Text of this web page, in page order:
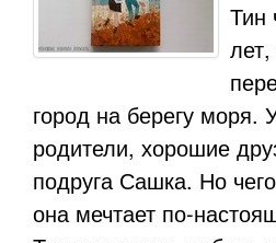
Тин
город на берегу моря.
родители, хорошие
подруга Сашка. Но
она мечтает по-